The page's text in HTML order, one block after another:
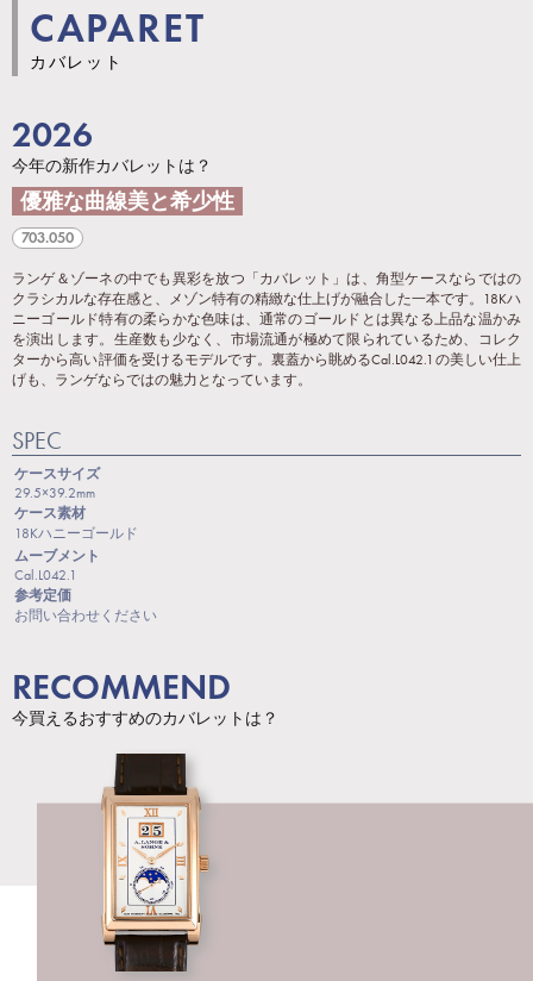
CAPARET
カバレット
2026
今年の新作カバレットは？
優雅な曲線美と希少性
703.050
ランゲ＆ゾーネの中でも異彩を放つ「カバレット」は、角型ケースならではの
クラシカルな存在感と、メゾン特有の精緻な仕上げが融合した一本です。18Kハ
ニーゴールド特有の柔らかな色味は、通常のゴールドとは異なる上品な温かみ
を演出します。生産数も少なく、市場流通が極めて限られているため、コレク
ターから高い評価を受けるモデルです。裏蓋から眺めるCal.L042.1の美しい仕上
げも、ランゲならではの魅力となっています。
SPEC
ケースサイズ
29.5×39.2mm
ケース素材
18Kハニーゴールド
ムーブメント
Cal.L042.1
参考定価
お問い合わせください
RECOMMEND
今買えるおすすめのカバレットは？